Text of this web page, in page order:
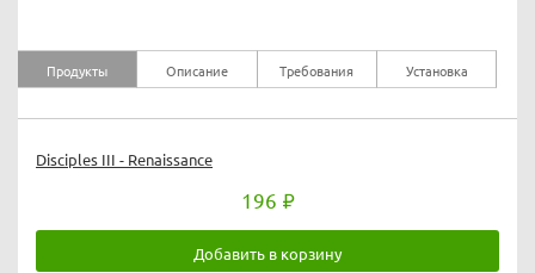
Продукты Описание Требования Установка
Disciples III - Renaissance
196
Добавить в корзину